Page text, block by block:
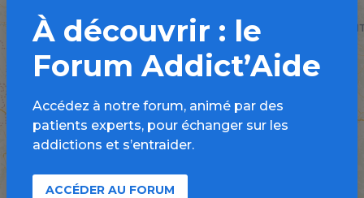
À découvrir : le
Forum Addict’Aide
Accédez à notre forum, animé par des
patients experts, pour échanger sur les
addictions et s’entraider.
ACCÉDER AU FORUM